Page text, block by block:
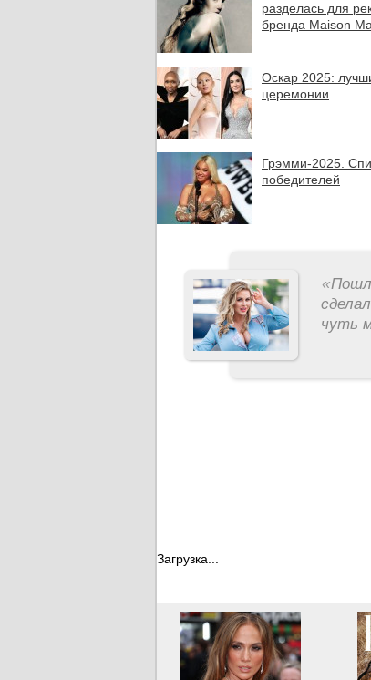
разделась для
бренда Maison
Оскар 2025:
церемонии
Грэмми-2025.
победителей
«
чуть
Загрузка...